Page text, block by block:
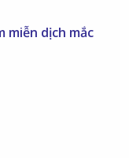
miễn dịch mắc